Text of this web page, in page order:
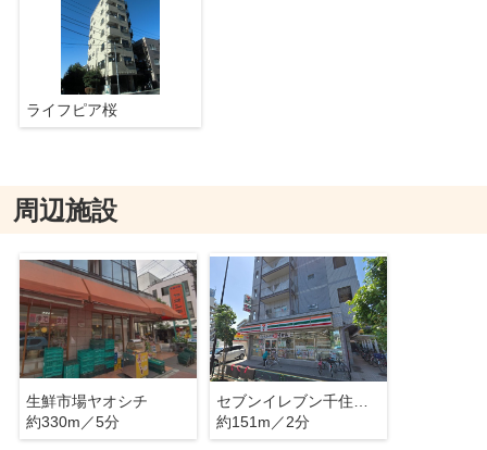
ライフピア桜
周辺施設
生鮮市場ヤオシチ
約330m／5分
約151m／2分